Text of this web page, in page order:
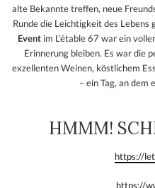
alte Bekannte treffen, neue
Runde die Leichtigkeit des Lebens
Event im L’étable 67 war ein
Erinnerung bleiben. Es war die
exzellenten Weinen, köstlichem
– ein Tag, an dem
HMMM!
https://
https://